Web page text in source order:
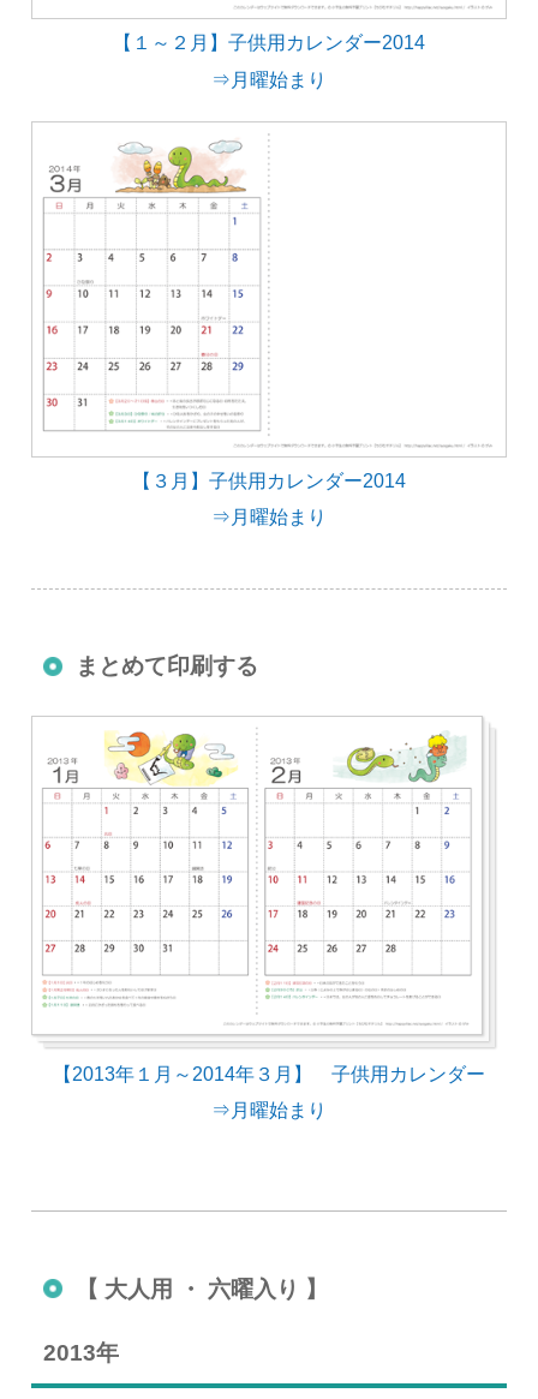
【１～２月】子供用カレンダー2014
⇒月曜始まり
【３月】子供用カレンダー2014
⇒月曜始まり
まとめて印刷する
【2013年１月～2014年３月】 子供用カレンダー
⇒月曜始まり
【 大人用 ・ 六曜入り 】
2013年